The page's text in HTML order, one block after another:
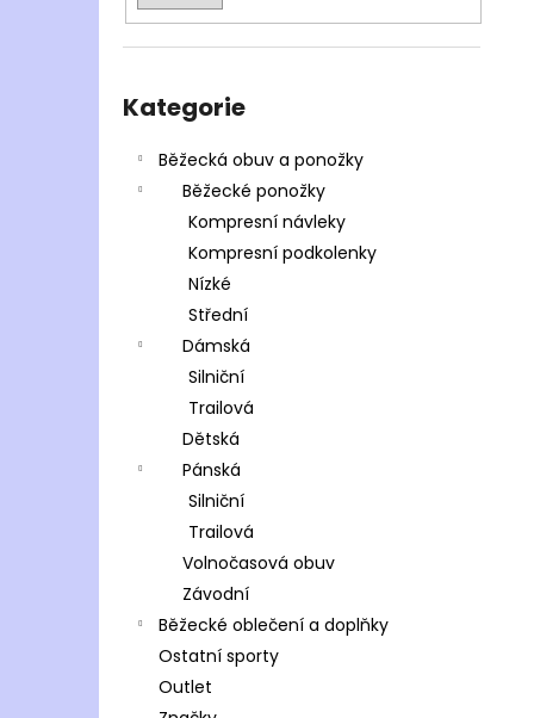
kategorie
Kategorie
Běžecká obuv a ponožky
Běžecké ponožky
Kompresní návleky
Kompresní podkolenky
Nízké
Střední
Dámská
Silniční
Trailová
Dětská
Pánská
Silniční
Trailová
Volnočasová obuv
Závodní
Běžecké oblečení a doplňky
Ostatní sporty
Outlet